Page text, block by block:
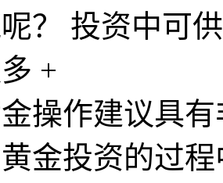
？ 投资中可
+
操作建议具
金投资的过